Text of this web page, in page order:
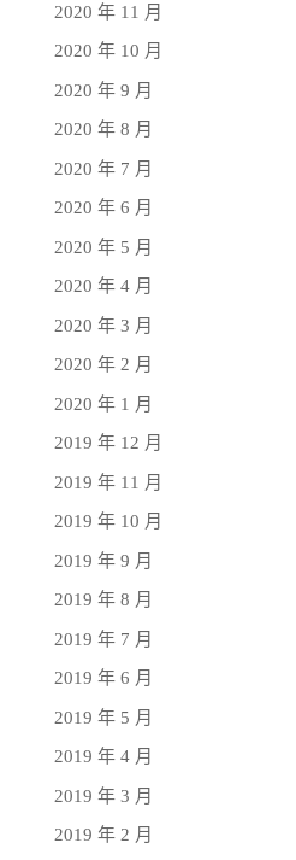
2020 年 11 月
2020 年 10 月
2020 年 9 月
2020 年 8 月
2020 年 7 月
2020 年 6 月
2020 年 5 月
2020 年 4 月
2020 年 3 月
2020 年 2 月
2020 年 1 月
2019 年 12 月
2019 年 11 月
2019 年 10 月
2019 年 9 月
2019 年 8 月
2019 年 7 月
2019 年 6 月
2019 年 5 月
2019 年 4 月
2019 年 3 月
2019 年 2 月